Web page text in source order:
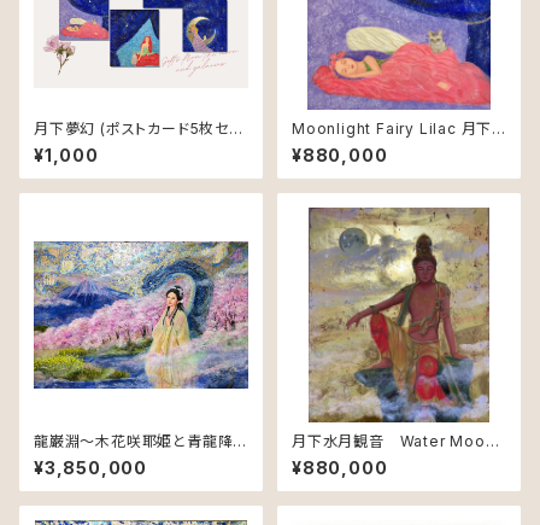
月下夢幻 (ポストカード5枚セッ
ト) / Postcard Set “Moonlig
ht Dream”
¥1,000
Moonlight Fairy Lilac 月下
夢幻～紫丁香花
¥880,000
龍巌淵～木花咲耶姫と青龍降
臨の図（春の章） Spring at Ry
uganbuchi – Konohanasak
uya-hime and the Descent
¥3,850,000
月下水月観音 Water Moon
Kannon – Reflection of Co
mpassion
¥880,000